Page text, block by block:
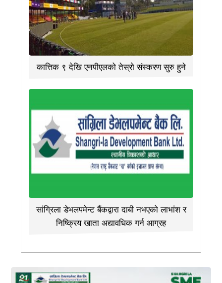
कात्तिक ९ देखि एनपीएलको तेस्रो संस्करण सुरु हुने
सांग्रिला डेभलपमेन्ट बैंकद्वारा दाबी नभएको लाभांश र
निष्क्रिय खाता अद्यावधिक गर्न आग्रह